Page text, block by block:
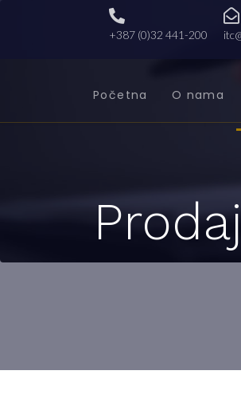
+387 (0)32 441-200
Početna O nama